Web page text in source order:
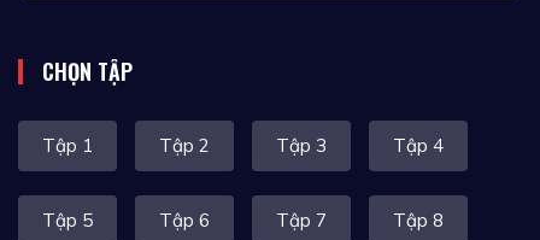
CHỌN TẬP
Tập 1 Tập 2 Tập 3 Tập 4
Tập 5 Tập 6 Tập 7 Tập 8